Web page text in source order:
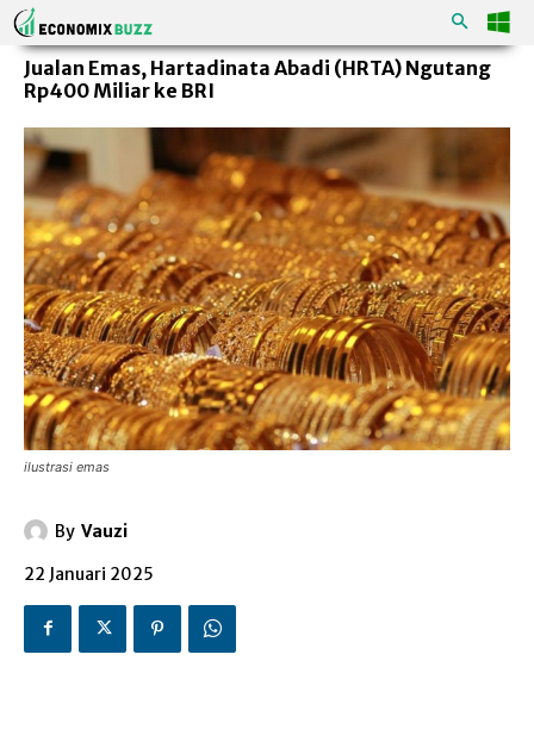
Jualan Emas, Hartadinata Abadi (HRTA) Ngutang
Rp400 Miliar ke BRI
ilustrasi emas
By Vauzi
22 Januari 2025